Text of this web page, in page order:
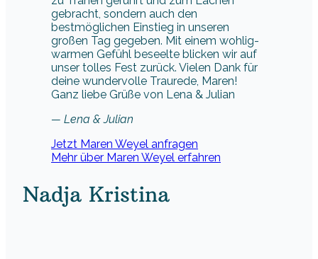
gebracht, sondern auch den
bestmöglichen Einstieg in unseren
großen Tag gegeben. Mit einem wohlig-
warmen Gefühl beseelte blicken wir auf
unser tolles Fest zurück. Vielen Dank für
deine wundervolle Traurede, Maren!
Ganz liebe Grüße von Lena & Julian
— Lena & Julian
Jetzt Maren Weyel anfragen
Mehr über Maren Weyel erfahren
Nadja Kristina